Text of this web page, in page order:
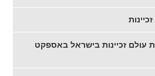
עולם זכיינות בישראל באספקט